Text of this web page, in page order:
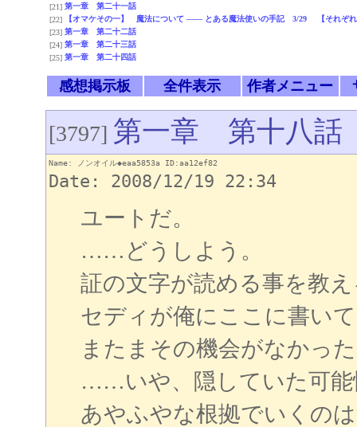
[21] 第一章 第二十一話
[22]
【オマケその一】 魔法について ―― とある魔法使いの手記 3/29 【それぞ
[23] 第一章 第二十二話
[24] 第一章 第二十三話
[25] 第一章 第二十四話
感想掲示板 全件表示 作者メニュー
[3797] 第一章 第十八話
Name: ノンオイル◆eaa5853a ID:aa12ef82
Date: 2008/12/19 22:34
ユートだ。
……どうしよう。
証の文字が読める事を教
セディが俺にここに書い
またまその機会がなかっ
……いや、隠していた可能
あやふやな根拠でいくの